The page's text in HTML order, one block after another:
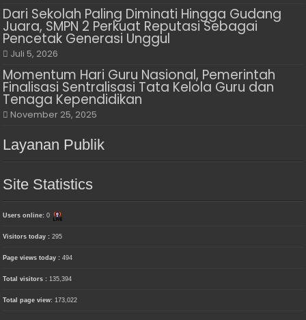
Dari Sekolah Paling Diminati Hingga Gudang
Juara, SMPN 2 Perkuat Reputasi Sebagai
Pencetak Generasi Unggul
Juli 5, 2026
Momentum Hari Guru Nasional, Pemerintah
Finalisasi Sentralisasi Tata Kelola Guru dan
Tenaga Kependidikan
November 25, 2025
Layanan Publik
Site Statistics
Users online:0
Visitors today :295
Page views today :494
Total visitors :135,394
Total page view:173,022